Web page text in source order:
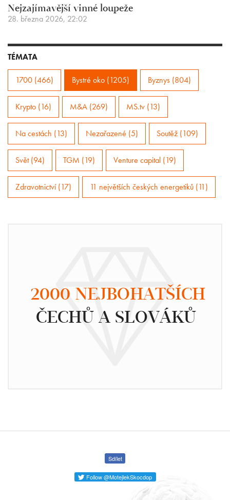
Nejzajímavější vinné loupeže
28. března 2026, 22:02
TÉMATA
1700 (466) Bystré oko (1205) Byznys (804)
Krypto (16) M&A (269) MS.tv (13)
Na cestách (13) Nezařazené (5) Soutěž (109)
Svět (94) TGM (19) Venture capital (19)
Zdravotnictví (17) 11 největších českých energetiků (11)
2000 NEJBOHATŠÍCH
ČECHŮ A SLOVÁKŮ
Sdílet
Follow @MotejlekSkocdop